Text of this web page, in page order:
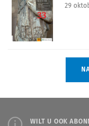
29
WILT U OOK